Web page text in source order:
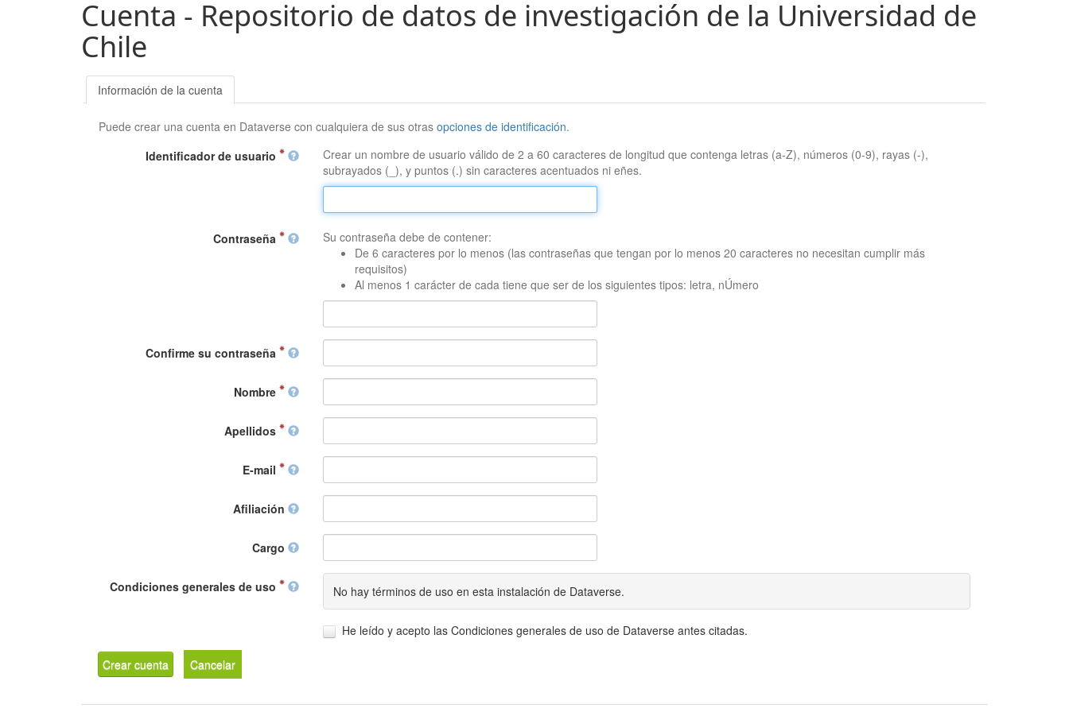
Cuenta - Repositorio de datos de investigación de la Universidad de
Chile
Información de la cuenta
Puede crear una cuenta en Dataverse con cualquiera de sus otrasopciones de identificación.
Identificador de usuario
Crear un nombre de usuario válido de 2 a 60 caracteres de longitud que contenga letras (a-Z), números (0-9), rayas (-),
subrayados (_), y puntos (.) sin caracteres acentuados ni eñes.
Contraseña
Su contraseña debe de contener:
De 6 caracteres por lo menos (las contraseñas que tengan por lo menos 20 caracteres no necesitan cumplir más
requisitos)
Al menos 1 carácter de cada tiene que ser de los siguientes tipos: letra, nÚmero
Confirme su contraseña
Nombre
Apellidos
E-mail
Afiliación
Cargo
Condiciones generales de uso No hay términos de uso en esta instalación de Dataverse.
He leído y acepto las Condiciones generales de uso de Dataverse antes citadas.
Crear cuenta Cancelar